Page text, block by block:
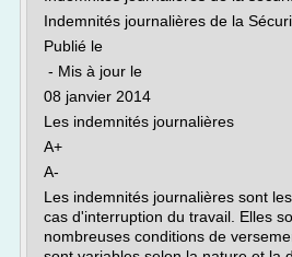
Indemnités journalières de la
Publié le
- Mis à jour le
08 janvier 2014
Les indemnités journalières
A+
A-
Les indemnités journalières sont
cas d'interruption du travail. Elles
nombreuses conditions de